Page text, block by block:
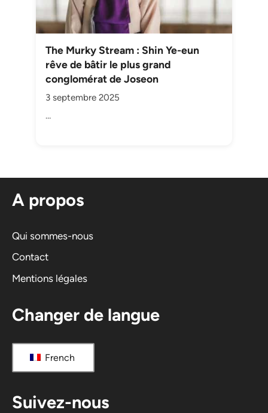
The Murky Stream : Shin Ye-eun
rêve de bâtir le plus grand
conglomérat de Joseon
3 septembre 2025
…
A propos
Qui sommes-nous
Contact
Mentions légales
Changer de langue
French
Suivez-nous